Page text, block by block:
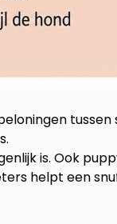
is. Ook
helpt een